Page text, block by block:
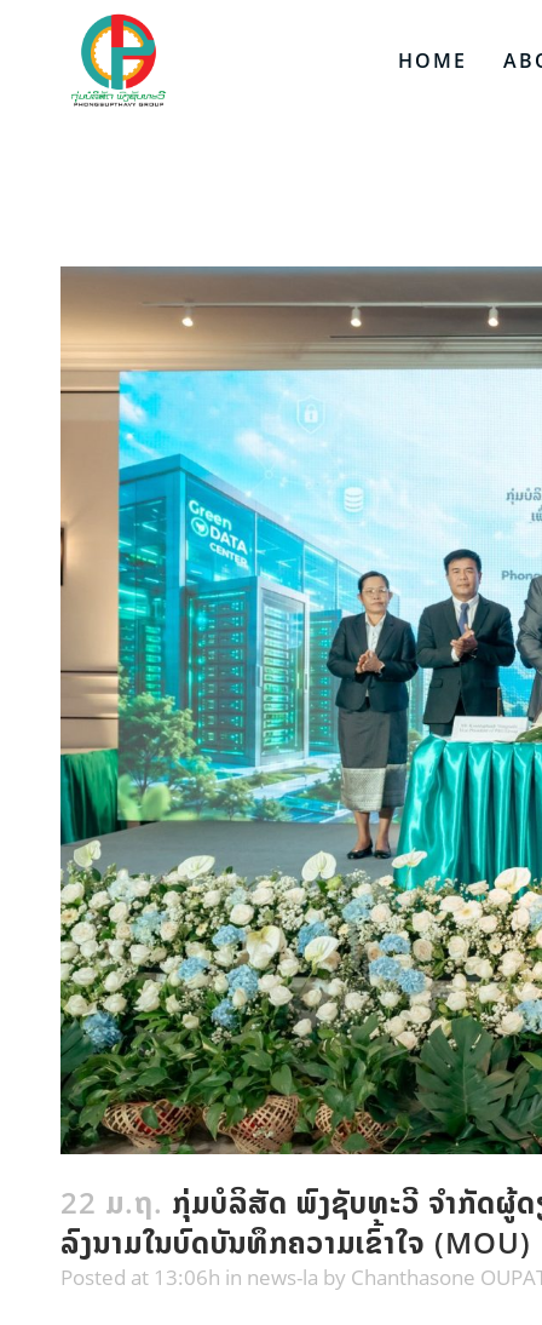
HOME
22 ມ.ຖ. ກຸ່ມບໍລິສັດ ພົງຊັບທະວີ ຈຳກັດຜູ້ດ
ລົງນາມໃນບົດບັນທຶກຄວາມເຂົ້າໃຈ (MOU)
Posted at 13:06h in news-la by Chanthasone